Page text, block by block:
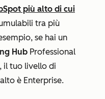
più alto di cui
tra più
se hai un
Hub Professional
, il tuo livello di
è Enterprise.